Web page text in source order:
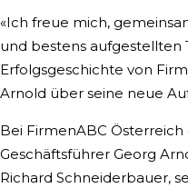
«Ich freue mich,
und bestens aufgestellten
Erfolgsgeschichte von
Arnold über seine neue
Bei FirmenABC
Geschäftsführer Georg
Richard Schneiderbauer,